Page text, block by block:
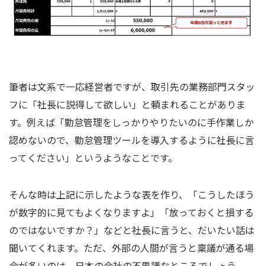
筆者は文系で一応経営者ですが、取引先の業務部門スタッ
フに「社長に説得して欲しい」と頼まれることがありま
す。例えば「勤怠管理をしっかりやりたいのに手作業しか
認めないので、勤怠管理ツールを導入するように社長に言
ってください」というようなことです。
そんな時は上記に示したような表を作り、「こうしたほう
が数字的に見てもよくなりますよ」「放っておくと損する
のではないですか？」などと社長に言うと、だいたい話は
聞いてくれます。ただ、外部の人間が言うと稟議が通る場